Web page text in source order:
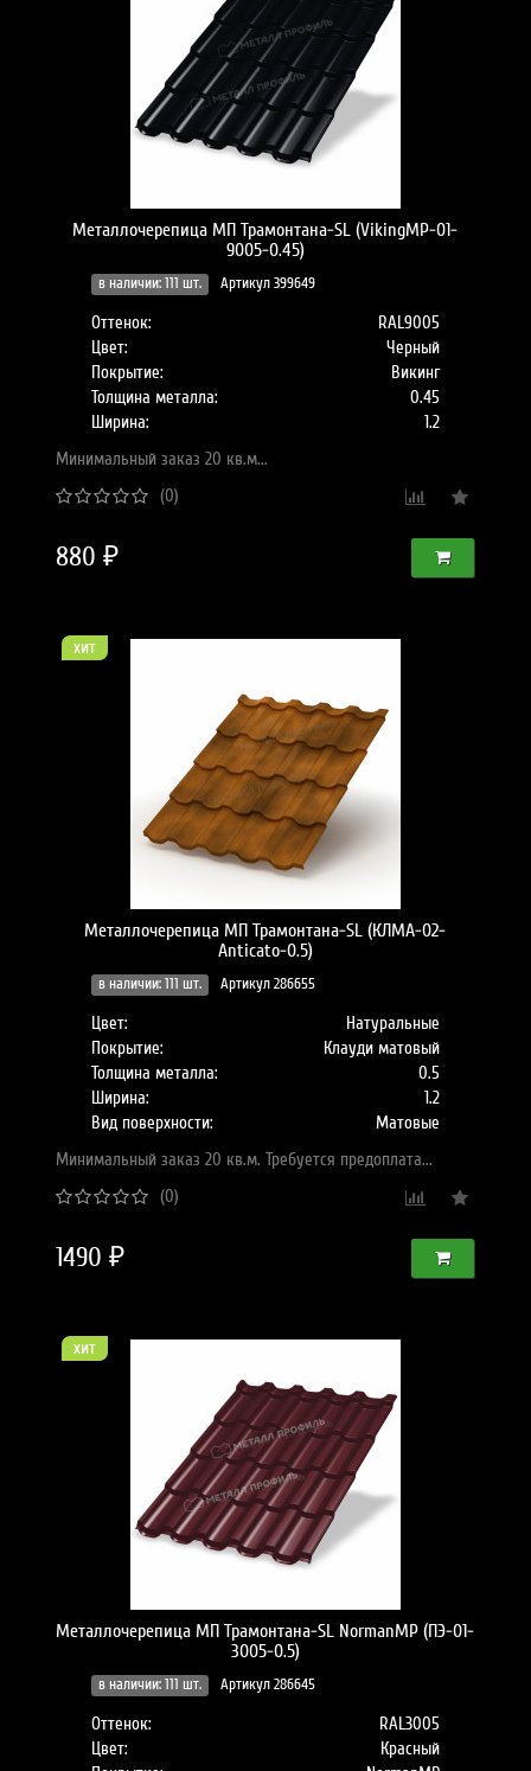
Металлочерепица МП Трамонтана-SL (VikingMP-01-
9005-0.45)
в наличии: 111 шт. Артикул 399649
Оттенок:
RAL9005
Цвет:
Черный
Покрытие:
Викинг
Толщина металла:
0.45
Ширина:
1.2
Минимальный заказ 20 кв.м...
(0)
880 ₽
хит
Металлочерепица МП Трамонтана-SL (КЛМА-02-
Anticato-0.5)
в наличии: 111 шт. Артикул 286655
Цвет:
Натуральные
Покрытие:
Клауди матовый
Толщина металла:
0.5
Ширина:
1.2
Вид поверхности:
Матовые
Минимальный заказ 20 кв.м. Требуется предоплата...
(0)
1490 ₽
хит
Металлочерепица МП Трамонтана-SL NormanMP (ПЭ-01-
3005-0.5)
в наличии: 111 шт. Артикул 286645
Оттенок:
RAL3005
Цвет:
Красный